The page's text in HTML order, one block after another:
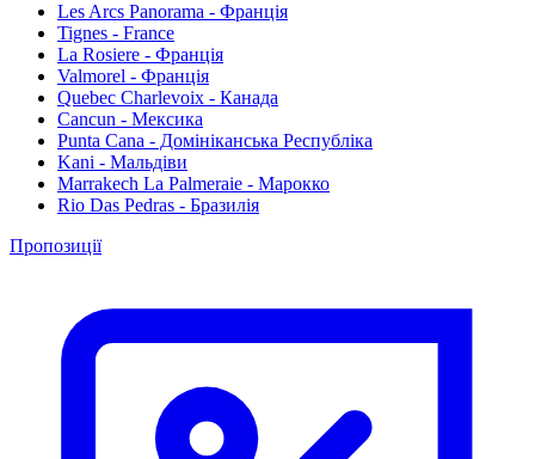
Les Arcs Panorama - Франція
Tignes - France
La Rosiere - Франція
Valmorel - Франція
Quebec Charlevoix - Канада
Cancun - Мексика
Punta Cana - Домініканська Республіка
Kani - Мальдіви
Marrakech La Palmeraie - Марокко
Rio Das Pedras - Бразилія
Пропозиції